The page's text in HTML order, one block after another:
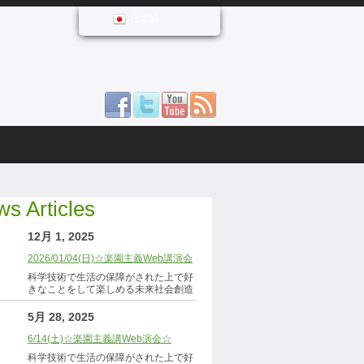
Articles
12月 1, 2025
2026/01/04(日)☆楽園主義Web講演会
科学技術で生活の保障がされた上で好
きなことをして楽しめる未来社会創造
5月 28, 2025
6/14(土)☆楽園主義講Web演会☆
科学技術で生活の保障がされた上で好